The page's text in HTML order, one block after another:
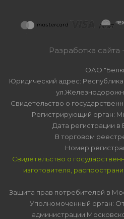
Разработка сайта -
ОАО
Юридический адрес: Республика
Свидетельство о
Регистрирующий орган:
Дата регистрации в
В торговом реестре
Номер
Свидетельство о
изготовителя,
Защита прав потребителей в
Уполномоченный орган:
администрации